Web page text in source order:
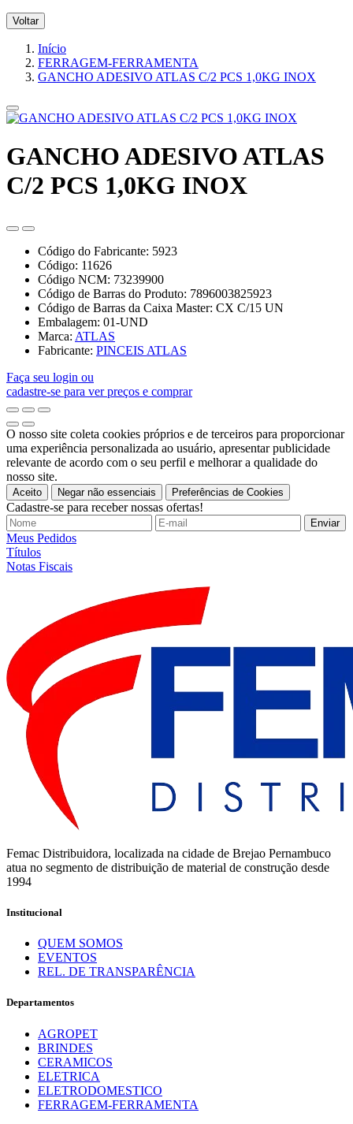
Voltar
Início
FERRAGEM-FERRAMENTA
GANCHO ADESIVO ATLAS C/2 PCS 1,0KG INOX
GANCHO ADESIVO ATLAS
C/2 PCS 1,0KG INOX
Código do Fabricante: 5923
Código: 11626
Código NCM: 73239900
Código de Barras do Produto: 7896003825923
Código de Barras da Caixa Master: CX C/15 UN
Embalagem: 01-UND
Marca: ATLAS
Fabricante: PINCEIS ATLAS
Faça seu login ou
cadastre-se para ver preços e comprar
O nosso site coleta cookies próprios e de terceiros para proporcionar
uma experiência personalizada ao usuário, apresentar publicidade
relevante de acordo com o seu perfil e melhorar a qualidade do
nosso site.
Aceito Negar não essenciais Preferências de Cookies
Cadastre-se para receber nossas ofertas!
Meus Pedidos
Títulos
Notas Fiscais
Femac Distribuidora, localizada na cidade de Brejao Pernambuco
atua no segmento de distribuição de material de construção desde
1994
Institucional
QUEM SOMOS
EVENTOS
REL. DE TRANSPARÊNCIA
Departamentos
AGROPET
BRINDES
CERAMICOS
ELETRICA
ELETRODOMESTICO
FERRAGEM-FERRAMENTA